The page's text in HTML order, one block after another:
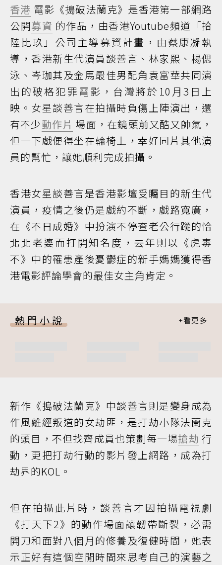
香港 電影《搗破法蘭克》是香港第一部網路
公開募資 的作品，由香港Youtube頻道「拾
陸比玖」公司主導募資計畫，由蔡康凝執
導，香港新生代演員談善言、林家熙、楊偲
泳、岑珈其及金馬最佳男配角袁富華共同演
出的破格犯罪電影，台灣將於10月3日上
映。女星談善言在拍攝時負傷上陣演出，還
有不少動作片 場面，在鏡頭前又酷又帥氣，
但一下戲便得坐在輪椅上，幸好同片其他演
員的幫忙，讓她順利完成拍攝。
香港女星談善言是香港影壇受矚目的新生代
演員，疫情之後仍是戲約不斷，戲路寬廣，
在《不日成婚》中扮演不停查老公行蹤的恰
北北老婆而打開知名度，去年則以《虎毒
不》中的罹患產後憂鬱症的新手媽媽獲得香
港電影評論學會的最佳女主角肯定。
熱門小說
新作《搗破法蘭克》中談善言則是變身成為
作風離經叛道的女劫匪，是打劫小隊法蘭克
的頭目，不但找齊成員也策劃每一場搶劫 行
動，更把打劫行動的影片發上網路，成為打
劫界的KOL。
但在拍攝此片時，談善言才因拍攝電視劇
《打天下2》的動作場面讓韌帶斷裂，必需
開刀和面對八個月的修養及復健時間，她表
示正好有這個空閒時間來思考自己的演藝之